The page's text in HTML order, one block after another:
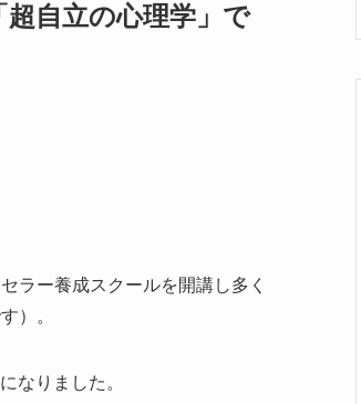
自立の心理学」で
ラー養成スクールを開講し多く
）。
なりました。